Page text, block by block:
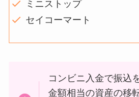
ミニストップ
セイコーマート
コンビニ入金で振込
金額相当の資産の移